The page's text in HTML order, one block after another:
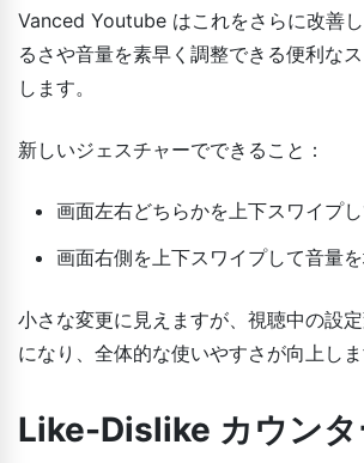
Vanced Youtube はこれをさらに改善
るさや音量を素早く調整できる便利な
します。
新しいジェスチャーでできること：
画面左右どちらかを上下スワイプ
画面右側を上下スワイプして音量
小さな変更に見えますが、視聴中の設
になり、全体的な使いやすさが向上しま
Like-Dislike カウンタ